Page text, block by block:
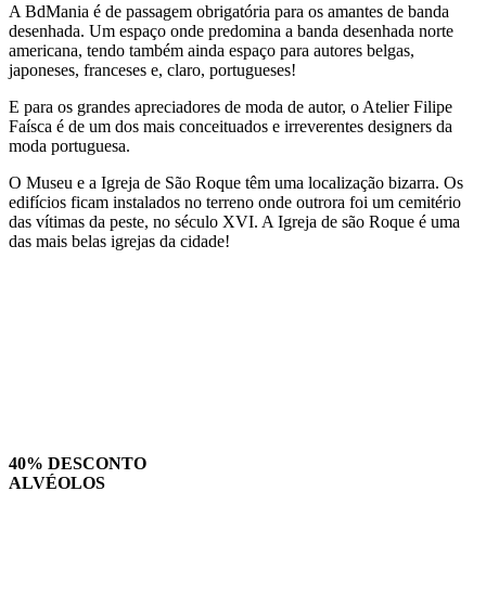
A BdMania é de passagem obrigatória para os amantes de banda
desenhada. Um espaço onde predomina a banda desenhada norte
americana, tendo também ainda espaço para autores belgas,
japoneses, franceses e, claro, portugueses!
E para os grandes apreciadores de moda de autor, o Atelier Filipe
Faísca é de um dos mais conceituados e irreverentes designers da
moda portuguesa.
O Museu e a Igreja de São Roque têm uma localização bizarra. Os
edifícios ficam instalados no terreno onde outrora foi um cemitério
das vítimas da peste, no século XVI. A Igreja de são Roque é uma
das mais belas igrejas da cidade!
40% DESCONTO
ALVÉOLOS